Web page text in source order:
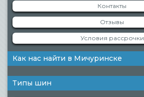
Контакты
Отзывы
Условия рассрочки
Как нас найти в Мичуринске
Типы шин